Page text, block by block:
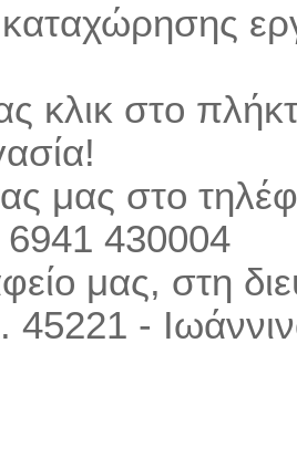
κλικ στο
μας στο
430004
μας, στη
45221 -